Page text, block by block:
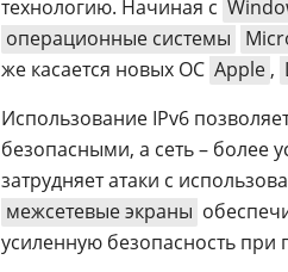
технологию. Начиная с
операционные системы
же касается новых ОС Apple ,
Использование IPv6
безопасными, а сеть – более
затрудняет атаки с
межсетевые экраны
усиленную безопасность